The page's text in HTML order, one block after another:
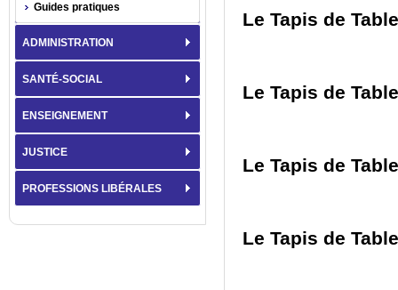
Le Tapis de
Le Tapis de
Le Tapis de
Le Tapis de
Guides pratiques
ADMINISTRATION
SANTÉ-SOCIAL
ENSEIGNEMENT
JUSTICE
PROFESSIONS LIBÉRALES